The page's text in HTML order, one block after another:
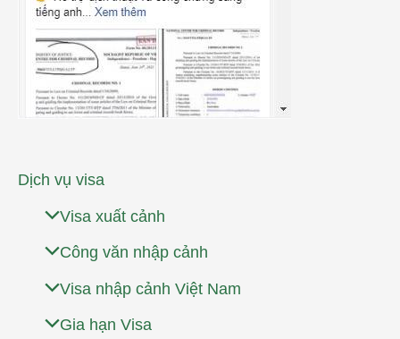
Dịch vụ visa
Visa xuất cảnh
Công văn nhập cảnh
Visa nhập cảnh Việt Nam
Gia hạn Visa